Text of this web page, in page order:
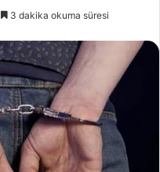
3 dakika okuma süresi